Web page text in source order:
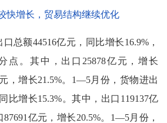
快增长，贸易结构继续优化
总额44516亿元，同比增长16.9%，
点。其中，出口25878亿元，增长
，增长21.5%。1—5月份，货物进出
比增长15.3%。其中，出口119137亿
87691亿元，增长20.5%。1—5月份，